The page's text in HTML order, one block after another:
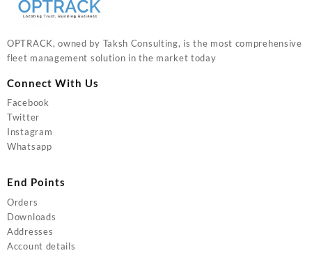
OPTRACK, owned by Taksh Consulting, is the most comprehensive
fleet management solution in the market today
Connect With Us
Facebook
Twitter
Instagram
Whatsapp
End Points
Orders
Downloads
Addresses
Account details